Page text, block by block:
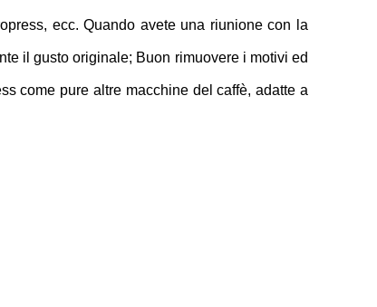
ecc. Quando avete una riunione con la
il gusto originale; Buon rimuovere i motivi ed
come pure altre macchine del caffè, adatte a